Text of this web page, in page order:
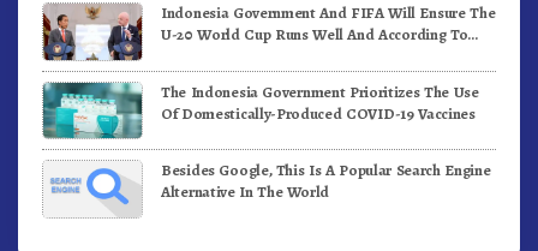
Indonesia Government And FIFA Will Ensure The
U-20 World Cup Runs Well And According To
The Indonesia Government Prioritizes The Use
Of Domestically-Produced COVID-19 Vaccines
Besides Google, This Is A Popular Search Engine
Alternative In The World